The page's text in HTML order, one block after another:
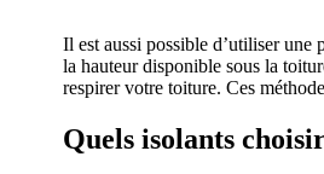
Il est aussi possible d’utiliser une
la hauteur disponible sous la
respirer votre toiture. Ces
Quels isolants